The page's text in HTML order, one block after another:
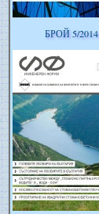
БРОЙ 5/2014